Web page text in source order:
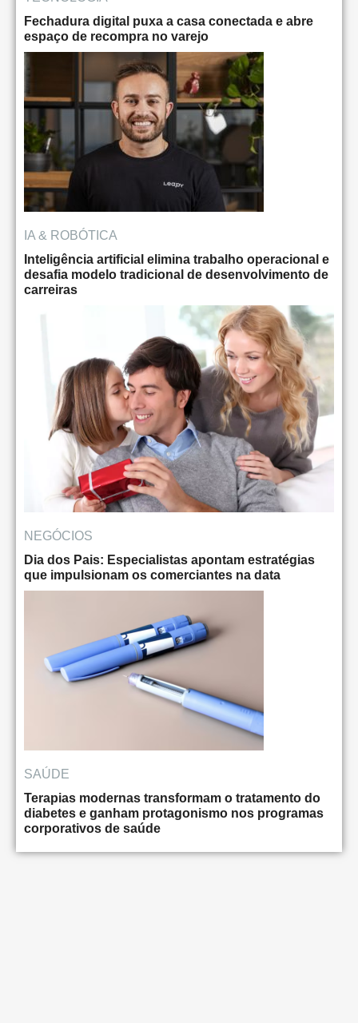
Fechadura digital puxa a casa conectada e abre
espaço de recompra no varejo
IA & ROBÓTICA
Inteligência artificial elimina trabalho operacional e
desafia modelo tradicional de desenvolvimento de
carreiras
NEGÓCIOS
Dia dos Pais: Especialistas apontam estratégias
que impulsionam os comerciantes na data
SAÚDE
Terapias modernas transformam o tratamento do
diabetes e ganham protagonismo nos programas
corporativos de saúde